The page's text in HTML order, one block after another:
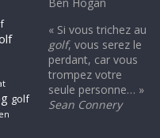
golf
« Si vous trichez au
golf, vous serez le
perdant, car vous
trompez votre
seule personne… »
Sean Connery